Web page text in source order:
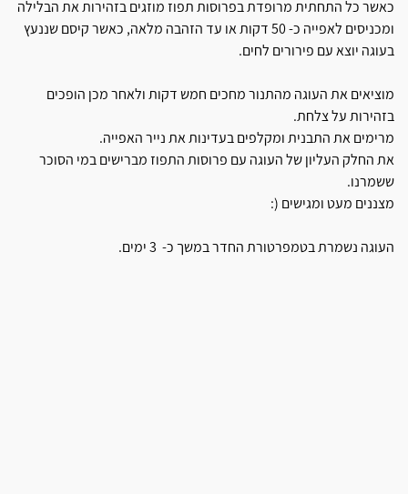
כאשר כל התחתית מרופדת בפרוסות תפוז מוזגים בזהירות את הבלילה
ומכניסים לאפייה כ- 50 דקות או עד הזהבה מלאה, כאשר קיסם שננעץ
בעוגה יוצא עם פירורים לחים.
מוציאים את העוגה מהתנור מחכים חמש דקות ולאחר מכן הופכים
בזהירות על צלחת.
מרימים את התבנית ומקלפים בעדינות את נייר האפייה.
את החלק העליון של העוגה עם פרוסות התפוז מברישים במי הסוכר
ששמרנו.
מצננים מעט ומגישים (:
העוגה נשמרת בטמפרטורת החדר במשך כ- 3 ימים.